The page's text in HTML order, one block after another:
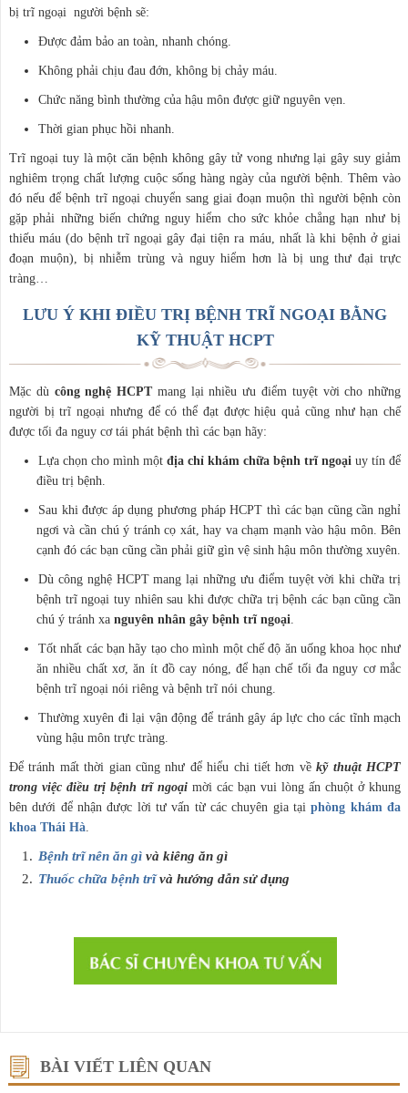
bị trĩ ngoại người bệnh sẽ:
Được đảm bảo an toàn, nhanh chóng.
Không phải chịu đau đớn, không bị chảy máu.
Chức năng bình thường của hậu môn được giữ nguyên vẹn.
Thời gian phục hồi nhanh.
Trĩ ngoại tuy là một căn bệnh không gây tử vong nhưng lại gây suy giảm
nghiêm trọng chất lượng cuộc sống hàng ngày của người bệnh. Thêm vào
đó nếu để bệnh trĩ ngoại chuyển sang giai đoạn muộn thì người bệnh còn
gặp phải những biến chứng nguy hiểm cho sức khỏe chẳng hạn như bị
thiếu máu (do bệnh trĩ ngoại gây đại tiện ra máu, nhất là khi bệnh ở giai
đoạn muộn), bị nhiễm trùng và nguy hiểm hơn là bị ung thư đại trực
tràng…
LƯU Ý KHI ĐIỀU TRỊ BỆNH TRĨ NGOẠI BẰNG
KỸ THUẬT HCPT
Mặc dù công nghệ HCPTmang lại nhiều ưu điểm tuyệt vời cho những
người bị trĩ ngoại nhưng để có thể đạt được hiệu quả cũng như hạn chế
được tối đa nguy cơ tái phát bệnh thì các bạn hãy:
Lựa chọn cho mình một địa chỉ khám chữa bệnh trĩ ngoại uy tín để
điều trị bệnh.
Sau khi được áp dụng phương pháp HCPT thì các bạn cũng cần nghỉ
ngơi và cần chú ý tránh cọ xát, hay va chạm mạnh vào hậu môn. Bên
cạnh đó các bạn cũng cần phải giữ gìn vệ sinh hậu môn thường xuyên.
Dù công nghệ HCPT mang lại những ưu điểm tuyệt vời khi chữa trị
bệnh trĩ ngoại tuy nhiên sau khi được chữa trị bệnh các bạn cũng cần
chú ý tránh xa nguyên nhân gây bệnh trĩ ngoại
Tốt nhất các bạn hãy tạo cho mình một chế độ ăn uống khoa học như
ăn nhiều chất xơ, ăn ít đồ cay nóng, để hạn chế tối đa nguy cơ mắc
bệnh trĩ ngoại nói riêng và bệnh trĩ nói chung.
Thường xuyên đi lại vận động để tránh gây áp lực cho các tĩnh mạch
vùng hậu môn trực tràng.
Để tránh mất thời gian cũng như để hiểu chi tiết hơn vềkỹ thuật HCPT
trong việc điều trị bệnh trĩ ngoại mời các bạn vui lòng ấn chuột ở khung
bên dưới để nhận được lời tư vấn từ các chuyên gia tạiphòng khám đa
khoa Thái Hà.
Bệnh trĩ nên ăn gìvà kiêng ăn gì
Thuốc chữa bệnh trĩvà hướng dẫn sử dụng
BÀI VIẾT LIÊN QUAN